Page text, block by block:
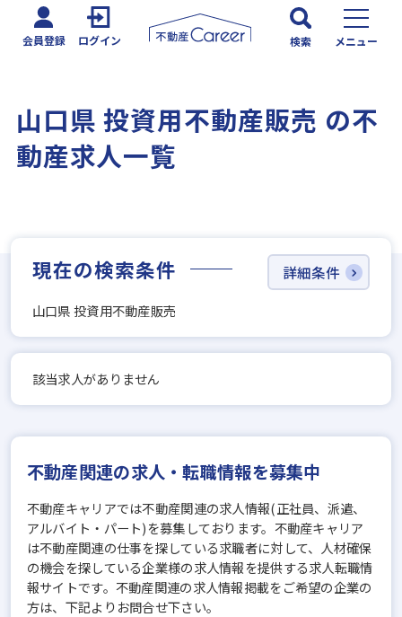
会員登録 ログイン 検索 メニュー
山口県 投資用不動産販売 の不
動産求人一覧
現在の検索条件
山口県 投資用不動産販売
詳細条件
該当求人がありません
不動産関連の求人・転職情報を募集中
不動産キャリアでは不動産関連の求人情報(正社員、派遣、
アルバイト・パート)を募集しております。不動産キャリア
は不動産関連の仕事を探している求職者に対して、人材確保
の機会を探している企業様の求人情報を提供する求人転職情
報サイトです。不動産関連の求人情報掲載をご希望の企業の
方は、下記よりお問合せ下さい。